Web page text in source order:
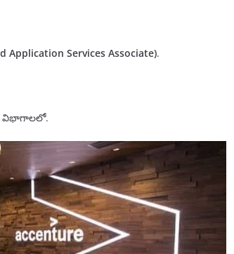
Application Services Associate).
విభాగాలలో.